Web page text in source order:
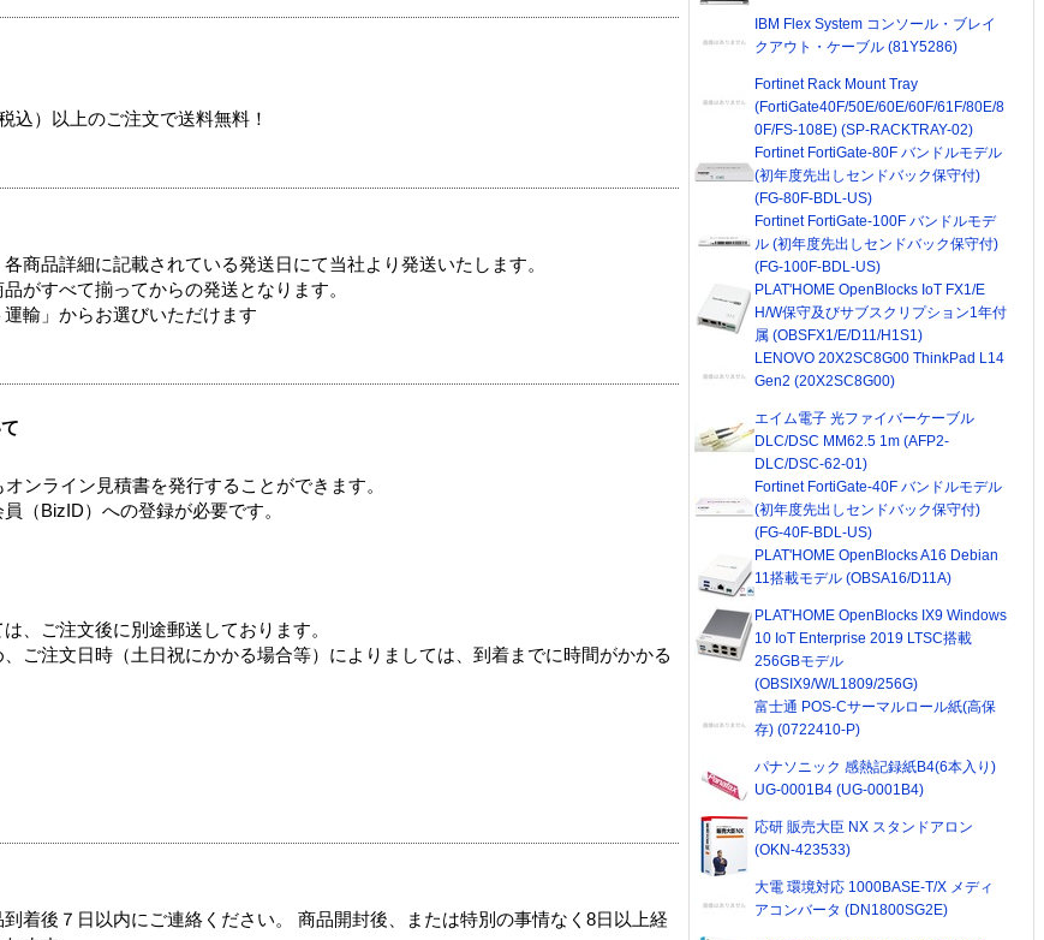
込）以上のご注文で送料無料！
商品詳細に記載されている発送日にて当社より発送いたします。
がすべて揃ってからの発送となります。
輸」からお選びいただけます
ンライン見積書を発行することができます。
（BizID）への登録が必要です。
、ご注文後に別途郵送しております。
ご注文日時（土日祝にかかる場合等）によりましては、到着までに時間がかかる
着後７日以内にご連絡ください。 商品開封後、または特別の事情なく8日以上経
IBM Flex System コンソール・ブレイ
クアウト・ケーブル (81Y5286)
Fortinet Rack Mount Tray
(FortiGate40F/50E/60E/60F/61F/80E/8
0F/FS-108E) (SP-RACKTRAY-02)
Fortinet FortiGate-80F バンドルモデル
(初年度先出しセンドバック保守付)
(FG-80F-BDL-US)
Fortinet FortiGate-100F バンドルモデ
ル (初年度先出しセンドバック保守付)
(FG-100F-BDL-US)
PLAT'HOME OpenBlocks IoT FX1/E
H/W保守及びサブスクリプション1年付
属 (OBSFX1/E/D11/H1S1)
LENOVO 20X2SC8G00 ThinkPad L14
Gen2 (20X2SC8G00)
エイム電子 光ファイバーケーブル
DLC/DSC MM62.5 1m (AFP2-
DLC/DSC-62-01)
Fortinet FortiGate-40F バンドルモデル
(初年度先出しセンドバック保守付)
(FG-40F-BDL-US)
PLAT'HOME OpenBlocks A16 Debian
11搭載モデル (OBSA16/D11A)
PLAT'HOME OpenBlocks IX9 Windows
10 IoT Enterprise 2019 LTSC搭載
256GBモデル
(OBSIX9/W/L1809/256G)
富士通 POS-Cサーマルロール紙(高保
存) (0722410-P)
パナソニック 感熱記録紙B4(6本入り)
UG-0001B4 (UG-0001B4)
応研 販売大臣 NX スタンドアロン
(OKN-423533)
大電 環境対応 1000BASE-T/X メディ
アコンバータ (DN1800SG2E)